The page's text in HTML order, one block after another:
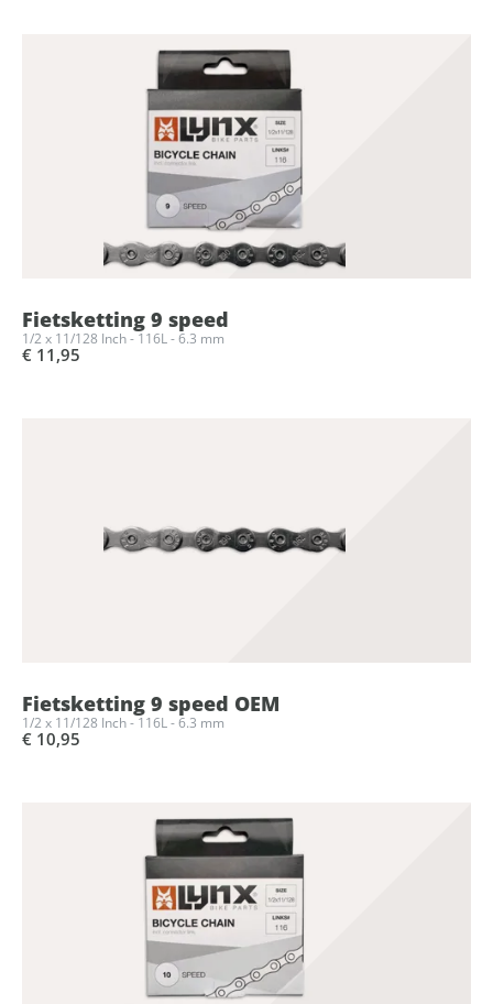
Fietsketting 9 speed
1/2 x 11/128 Inch - 116L - 6.3 mm
€ 11,95
Fietsketting 9 speed OEM
1/2 x 11/128 Inch - 116L - 6.3 mm
€ 10,95